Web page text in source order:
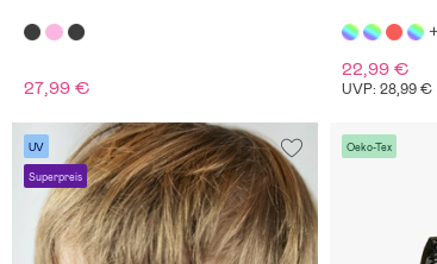
27,99 €
22,99 €
UVP: 28,99 €
UV
Superpreis
Oeko-Tex